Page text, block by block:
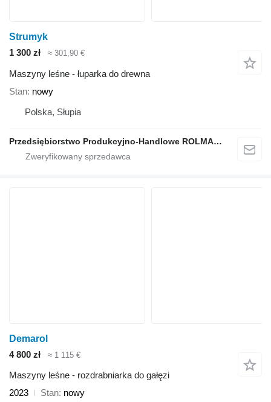
Strumyk
1 300 zł
≈ 301,90 €
Maszyny leśne - łuparka do drewna
Stan nowy
Polska, Słupia
Przedsiębiorstwo Produkcyjno-Handlowe ROLMAPOL Marcin Dziekan
Demarol
4 800 zł
≈ 1 115 €
Maszyny leśne - rozdrabniarka do gałęzi
2023
Stan nowy